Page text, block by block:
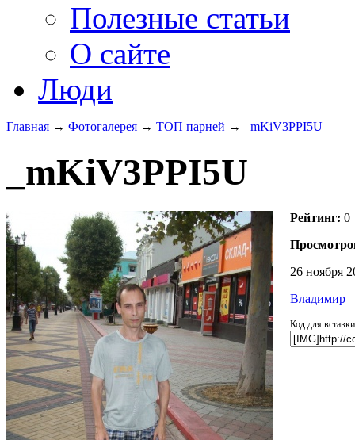
Полезные статьи
О сайте
Люди
Главная → Фотогалерея → ТОП парней → _mKiV3PPI5U
_mKiV3PPI5U
Рейтинг: 0
26 ноября
Владимир
Код для